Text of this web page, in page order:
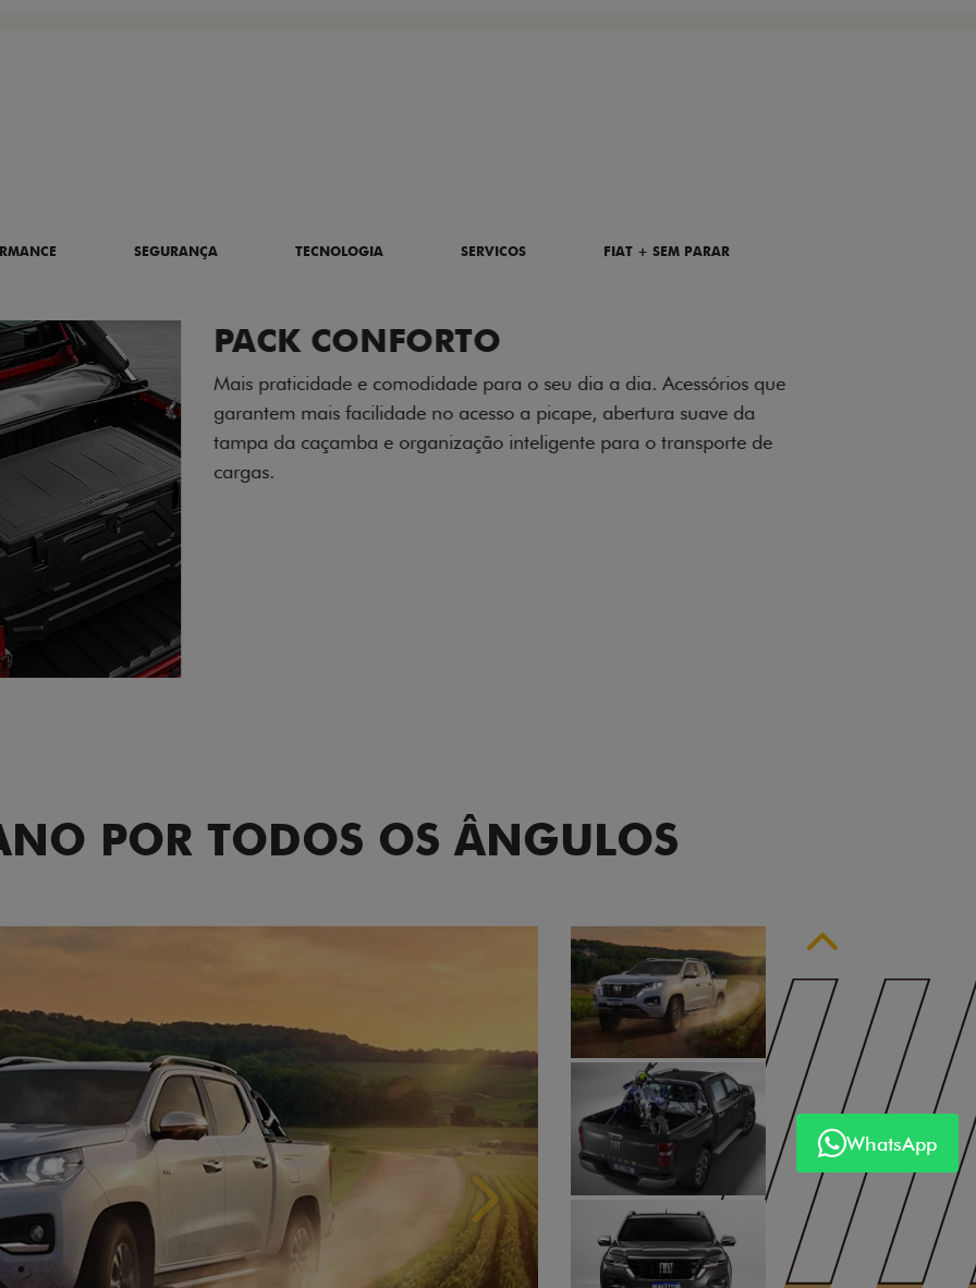
SEGURANÇA TECNOLOGIA SERVICOS FIAT + SEM PARAR
PACK OFF-ROAD
Prepare sua picape para qualquer desafio. O Pack off-road combina
engate de reboque para até 3,5 toneladas, alargadores de para-
lamas e overbumper, oferecendo mais capacidade de reboque,
proteção extra para a carroceria e um visual ainda mais imponente
POR TODOS OS ÂNGULOS
Próximo
Anterior
WhatsApp